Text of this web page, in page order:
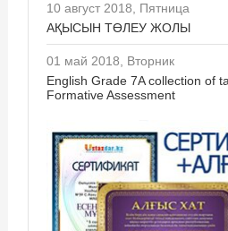
10 август 2018, Пятница
АҚЫСЫН ТӨЛЕУ ЖОЛЫ
01 май 2018, Вторник
English Grade 7A collection of
Formative Assessment